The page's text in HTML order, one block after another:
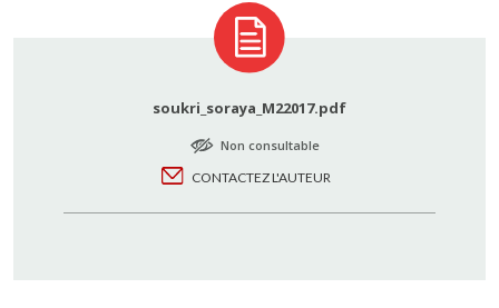
soukri_soraya_M22017.pdf
Non consultable
CONTACTEZ L'AUTEUR